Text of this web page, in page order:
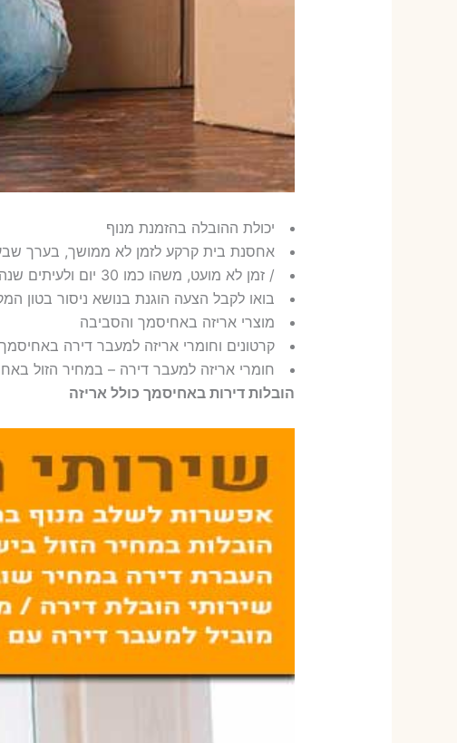
יכולת ההובלה בהזמנת מנוף
אחסנת בית קרקע לזמן לא ממושך, בערך
/ זמן לא מועט, משהו כמו 30 יום ולעיתים שנה
בואו לקבל הצעה הוגנת בנושא ניסור בטון
מוצרי אריזה באחיסמך והסביבה
קרטונים וחומרי אריזה למעבר דירה באחיסמך
חומרי אריזה למעבר דירה – במחיר הזול
הובלות דירות באחיסמך כולל אריזה